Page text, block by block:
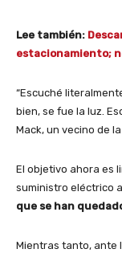
Lee también:
estacionamiento;
“Escuché
bien, se fue la luz.
Mack, un vecino de
El objetivo ahora es
suministro eléctrico
que se han
Mientras tanto, ante